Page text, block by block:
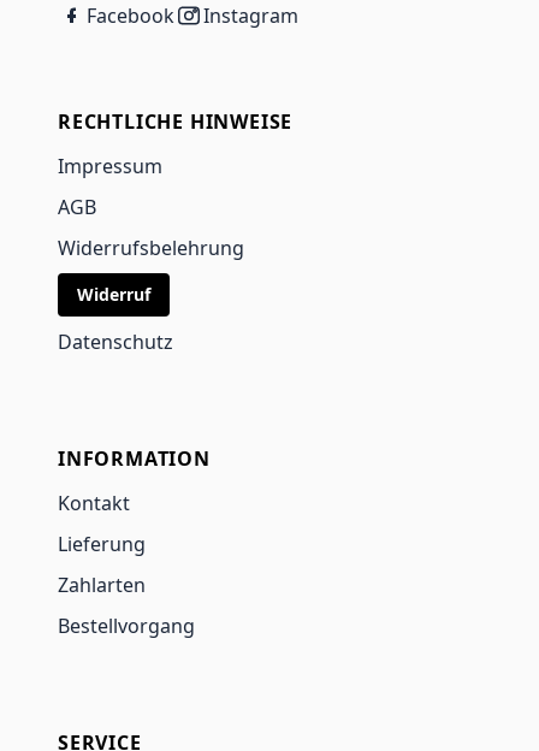
Facebook
Instagram
RECHTLICHE HINWEISE
Impressum
AGB
Widerrufsbelehrung
Widerruf
Datenschutz
INFORMATION
Kontakt
Lieferung
Zahlarten
Bestellvorgang
SERVICE